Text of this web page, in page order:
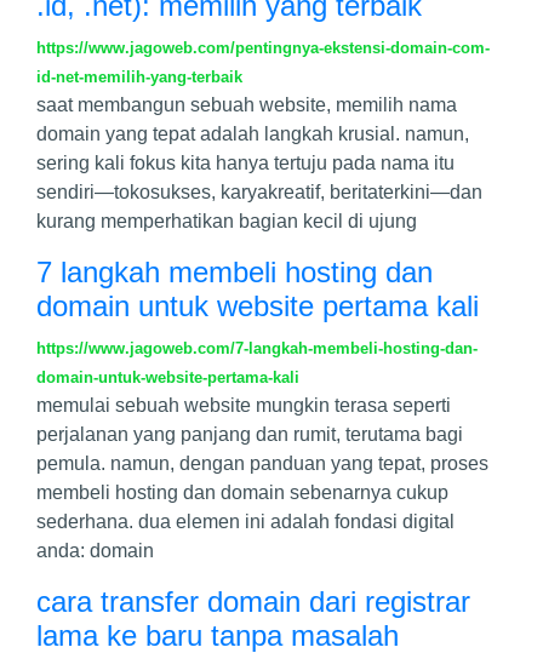
https://www.jagoweb.com/pentingnya-ekstensi-domain-com-
id-net-memilih-yang-terbaik
saat membangun sebuah website, memilih nama
domain yang tepat adalah langkah krusial. namun,
sering kali fokus kita hanya tertuju pada nama itu
sendiri—tokosukses, karyakreatif, beritaterkini—dan
kurang memperhatikan bagian kecil di ujung
7 langkah membeli hosting dan
domain untuk website pertama kali
https://www.jagoweb.com/7-langkah-membeli-hosting-dan-
domain-untuk-website-pertama-kali
memulai sebuah website mungkin terasa seperti
perjalanan yang panjang dan rumit, terutama bagi
pemula. namun, dengan panduan yang tepat, proses
membeli hosting dan domain sebenarnya cukup
sederhana. dua elemen ini adalah fondasi digital
anda: domain
cara transfer domain dari registrar
lama ke baru tanpa masalah